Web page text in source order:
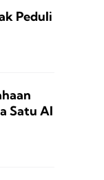
Peduli
Satu AI